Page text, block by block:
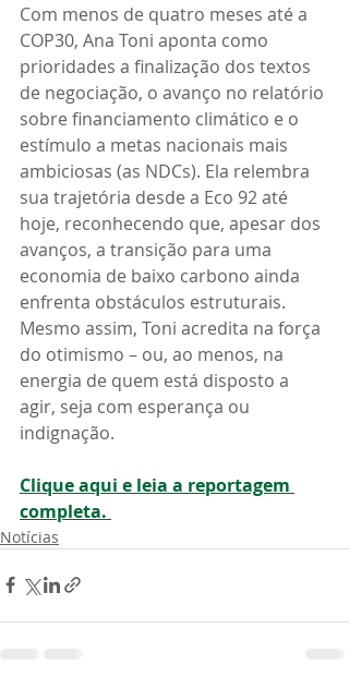
Com menos de quatro meses até a
COP30, Ana Toni aponta como
prioridades a finalização dos textos
de negociação, o avanço no relatório
sobre financiamento climático e o
estímulo a metas nacionais mais
ambiciosas (as NDCs). Ela relembra
sua trajetória desde a Eco 92 até
hoje, reconhecendo que, apesar dos
avanços, a transição para uma
economia de baixo carbono ainda
enfrenta obstáculos estruturais.
Mesmo assim, Toni acredita na força
do otimismo – ou, ao menos, na
energia de quem está disposto a
agir, seja com esperança ou
indignação.
Clique aqui e leia a reportagem
completa.
Notícias